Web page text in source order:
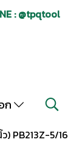
: @tpqtool
ก
) PB213Z-5/16